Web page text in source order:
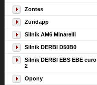
Zontes
Zündapp
Silnik AM6 Minarelli
Silnik DERBI D50B0
Silnik DERBI EBS EBE euro
2
Opony